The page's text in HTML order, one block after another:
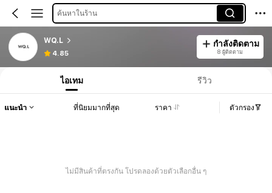
ค้นหาในร้าน
WQ.L
4.85
กำลังติดตาม
8 ผู้ติดตาม
ไอเทม รีวิว
แนะนำ ที่นิยมมากที่สุด ราคา ตัวกรอง
ไม่มีสินค้าที่ตรงกัน โปรดลองด้วยตัวเลือกอื่น ๆ